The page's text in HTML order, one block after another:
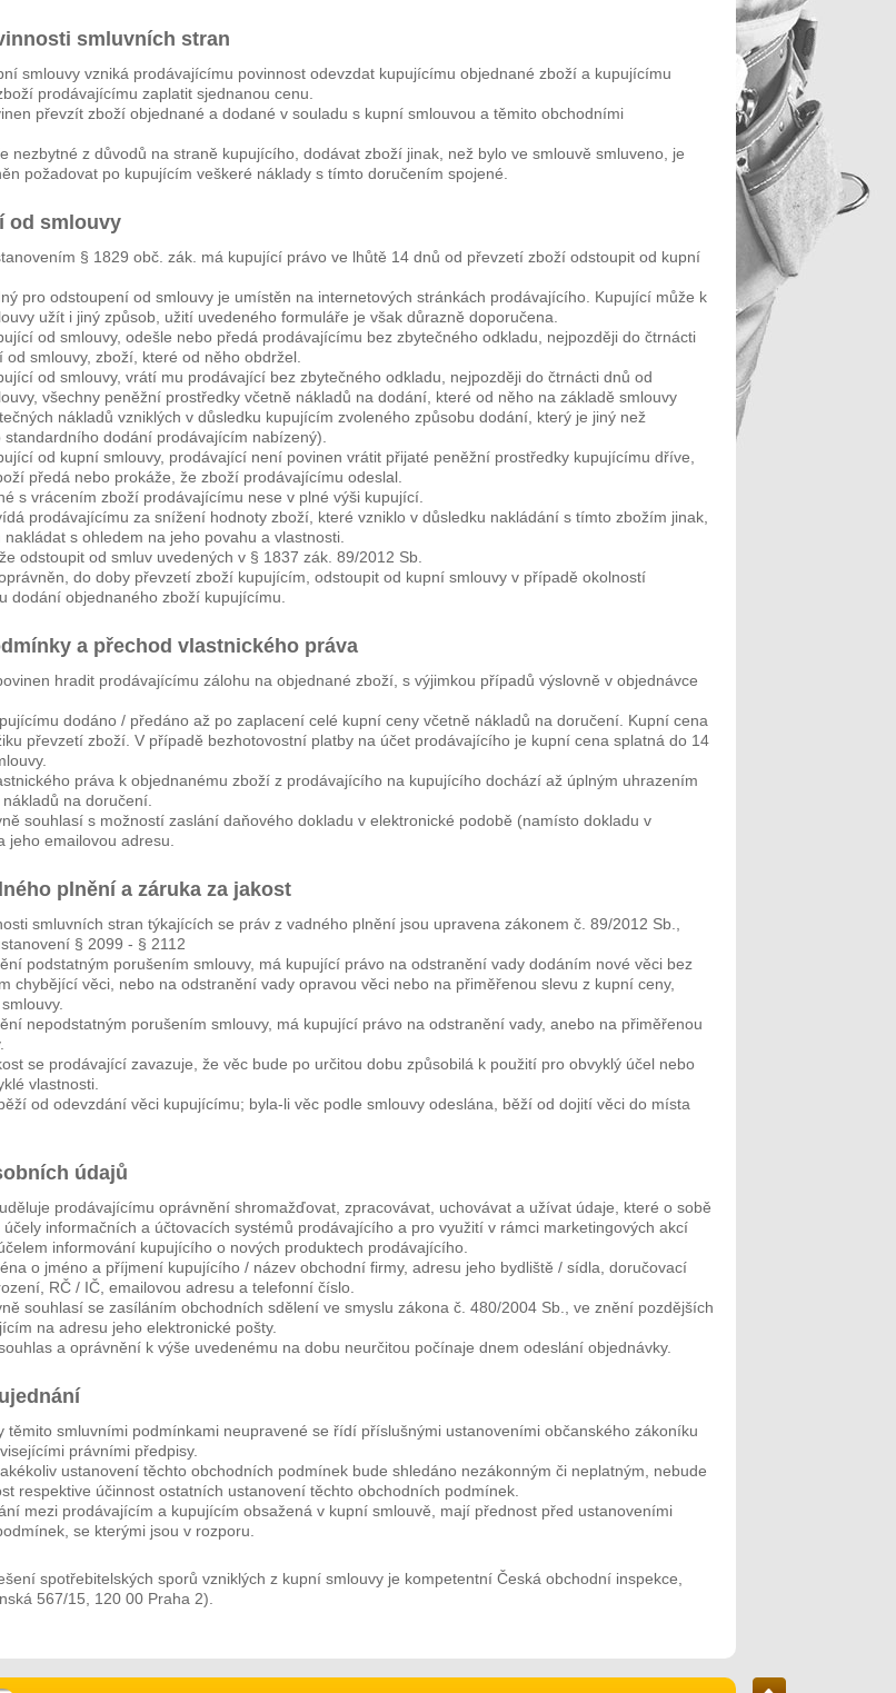
smluvních stran
smlouvy vzniká prodávajícímu povinnost odevzdat kupujícímu objednané zboží a kupujícímu
prodávajícímu zaplatit sjednanou cenu.
převzít zboží objednané a dodané v souladu s kupní smlouvou a těmito obchodními
nezbytné z důvodů na straně kupujícího, dodávat zboží jinak, než bylo ve smlouvě smluveno, je
požadovat po kupujícím veškeré náklady s tímto doručením spojené.
od smlouvy
§ 1829 obč. zák. má kupující právo ve lhůtě 14 dnů od převzetí zboží odstoupit od kupní
pro odstoupení od smlouvy je umístěn na internetových stránkách prodávajícího. Kupující může k
užít i jiný způsob, užití uvedeného formuláře je však důrazně doporučena.
od smlouvy, odešle nebo předá prodávajícímu bez zbytečného odkladu, nejpozději do čtrnácti
smlouvy, zboží, které od něho obdržel.
od smlouvy, vrátí mu prodávající bez zbytečného odkladu, nejpozději do čtrnácti dnů od
všechny peněžní prostředky včetně nákladů na dodání, které od něho na základě smlouvy
nákladů vzniklých v důsledku kupujícím zvoleného způsobu dodání, který je jiný než
standardního dodání prodávajícím nabízený).
od kupní smlouvy, prodávající není povinen vrátit přijaté peněžní prostředky kupujícímu dříve,
předá nebo prokáže, že zboží prodávajícímu odeslal.
s vrácením zboží prodávajícímu nese v plné výši kupující.
prodávajícímu za snížení hodnoty zboží, které vzniklo v důsledku nakládání s tímto zbožím jinak,
s ohledem na jeho povahu a vlastnosti.
odstoupit od smluv uvedených v § 1837 zák. 89/2012 Sb.
do doby převzetí zboží kupujícím, odstoupit od kupní smlouvy v případě okolností
dodání objednaného zboží kupujícímu.
a přechod vlastnického práva
hradit prodávajícímu zálohu na objednané zboží, s výjimkou případů výslovně v objednávce
dodáno / předáno až po zaplacení celé kupní ceny včetně nákladů na doručení. Kupní cena
převzetí zboží. V případě bezhotovostní platby na účet prodávajícího je kupní cena splatná do 14
práva k objednanému zboží z prodávajícího na kupujícího dochází až úplným uhrazením
na doručení.
souhlasí s možností zaslání daňového dokladu v elektronické podobě (namísto dokladu v
jeho emailovou adresu.
plnění a záruka za jakost
smluvních stran týkajících se práv z vadného plnění jsou upravena zákonem č. 89/2012 Sb.,
§ 2099 - § 2112
podstatným porušením smlouvy, má kupující právo na odstranění vady dodáním nové věci bez
chybějící věci, nebo na odstranění vady opravou věci nebo na přiměřenou slevu z kupní ceny,
nepodstatným porušením smlouvy, má kupující právo na odstranění vady, anebo na přiměřenou
se prodávající zavazuje, že věc bude po určitou dobu způsobilá k použití pro obvyklý účel nebo
vlastnosti.
od odevzdání věci kupujícímu; byla-li věc podle smlouvy odeslána, běží od dojití věci do místa
údajů
prodávajícímu oprávnění shromažďovat, zpracovávat, uchovávat a užívat údaje, které o sobě
informačních a účtovacích systémů prodávajícího a pro využití v rámci marketingových akcí
informování kupujícího o nových produktech prodávajícího.
o jméno a příjmení kupujícího / název obchodní firmy, adresu jeho bydliště / sídla, doručovací
RČ / IČ, emailovou adresu a telefonní číslo.
souhlasí se zasíláním obchodních sdělení ve smyslu zákona č. 480/2004 Sb., ve znění pozdějších
na adresu jeho elektronické pošty.
a oprávnění k výše uvedenému na dobu neurčitou počínaje dnem odeslání objednávky.
těmito smluvními podmínkami neupravené se řídí příslušnými ustanoveními občanského zákoníku
právními předpisy.
ustanovení těchto obchodních podmínek bude shledáno nezákonným či neplatným, nebude
respektive účinnost ostatních ustanovení těchto obchodních podmínek.
mezi prodávajícím a kupujícím obsažená v kupní smlouvě, mají přednost před ustanoveními
se kterými jsou v rozporu.
spotřebitelských sporů vzniklých z kupní smlouvy je kompetentní Česká obchodní inspekce,
567/15, 120 00 Praha 2).